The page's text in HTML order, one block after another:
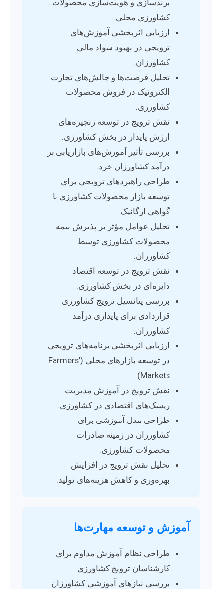
برندسازی و هویت‌سازی محصولات
کشاورزی محلی.
ارزیابی اثربخشی آموزش‌های
ترویجی در بهبود سواد مالی
کشاورزان.
تحلیل فرصت‌ها و چالش‌های تجارت
الکترونیک در فروش محصولات
کشاورزی.
نقش ترویج در توسعه زنجیره‌های
ارزش پایدار در بخش کشاورزی.
بررسی تأثیر آموزش‌های بازاریابی بر
درآمد کشاورزان خرد.
طراحی راهبردهای ترویجی برای
توسعه بازار محصولات کشاورزی با
گواهی ارگانیک.
تحلیل عوامل مؤثر بر پذیرش بیمه
محصولات کشاورزی توسط
کشاورزان.
نقش ترویج در توسعه اقتصاد
دایره‌ای در بخش کشاورزی.
بررسی پتانسیل ترویج کشاورزی
قراردادی برای پایداری درآمد
کشاورزان.
ارزیابی اثربخشی برنامه‌های ترویجی
در توسعه بازارهای محلی (Farmers’
Markets).
نقش ترویج در آموزش مدیریت
ریسک‌های اقتصادی در کشاورزی.
طراحی مدل آموزشی برای
کشاورزان در زمینه صادرات
محصولات کشاورزی.
تحلیل نقش ترویج در افزایش
بهره‌وری و کاهش هزینه‌های تولید.
آموزش و توسعه مهارت‌ها
طراحی نظام آموزش مداوم برای
کارشناسان ترویج کشاورزی.
بررسی نیازهای آموزشی کشاورزان